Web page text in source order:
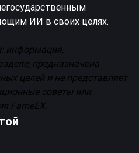
ИИ в своих целях.
информация,
предназначена
целей и не представляет
советы или
FameEX.